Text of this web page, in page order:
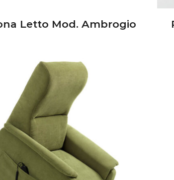
Letto Mod. Ambrogio